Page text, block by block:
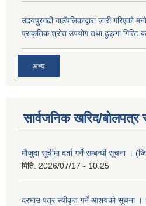
उदयपुरगढी गाउँपलिकाद्वारा जारी गरिएको
प्राकृतिक श्रोत उपयोग तथा ढुङ्गा गित्टि
अन्य
सार्वजनिक खरिद/बोलपत्र
मौजुदा सूचीमा दर्ता गर्ने सम्बन्धी सूचना ।
मिति: 2026/07/17 - 10:25
दरभाउ पत्र स्वीकृत गर्ने आशयको सूचना